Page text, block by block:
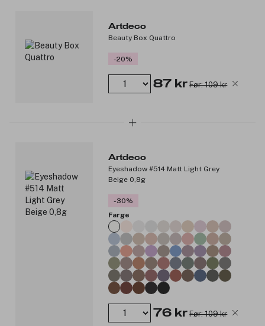
Artdeco
Beauty Box Quattro
-20%
87 kr Før: 109 kr
Artdeco
Eyeshadow #514 Matt Light Grey
Beige 0,8g
-30%
Farge
76 kr Før: 109 kr